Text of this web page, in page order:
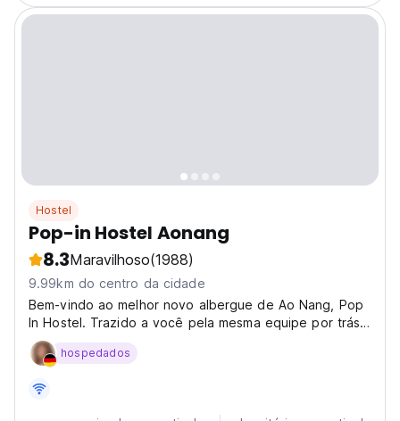
Hostel
Pop-in Hostel Aonang
8.3Maravilhoso(1988)
9.99km do centro da cidade
Bem-vindo ao melhor novo albergue de Ao Nang, Pop
In Hostel. Trazido a você pela mesma equipe por trás
do enorme sucesso Pak Up Hostel na cidade de Krabi.
hospedados